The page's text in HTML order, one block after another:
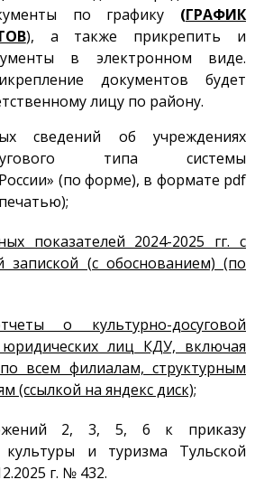
по графику (ГРАФИК
), а также прикрепить и
в электронном виде.
документов будет
лицу по району.
сведений об учреждениях
типа системы
(по форме), в формате pdf
показателей 2024-2025 гг. с
запиской (с обоснованием) (по
о культурно-досуговой
юридических лиц КДУ, включая
всем филиалам, структурным
(ссылкой на яндекс диск);
2, 3, 5, 6 к приказу
культуры и туризма Тульской
г. № 432.